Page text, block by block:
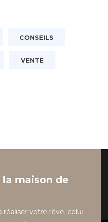
CONSEILS
VENTE
la maison de
réaliser votre rêve, celui